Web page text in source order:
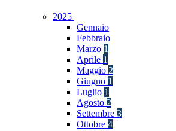
2025
Gennaio
Febbraio
Marzo 1
Aprile 1
Maggio 2
Giugno 1
Luglio 1
Agosto 2
Settembre 3
Ottobre 4